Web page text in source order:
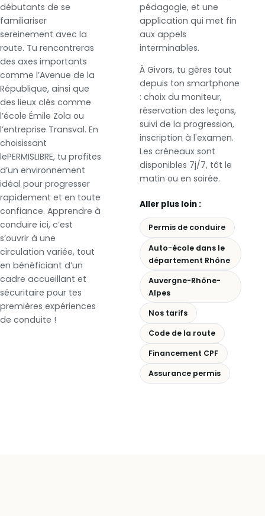
débutants de se
familiariser
sereinement avec la
route. Tu rencontreras
des axes importants
comme l’Avenue de la
République, ainsi que
des lieux clés comme
l’école Émile Zola ou
l’entreprise Transval. En
choisissant
lePERMISLIBRE, tu profites
d’un environnement
idéal pour progresser
rapidement et en toute
confiance. Apprendre à
conduire ici, c’est
s’ouvrir à une
circulation variée, tout
en bénéficiant d’un
cadre accueillant et
sécuritaire pour tes
premières expériences
de conduite !
pédagogie, et une
application qui met fin
aux appels
interminables.
À Givors, tu gères tout
depuis ton smartphone
: choix du moniteur,
réservation des leçons,
suivi de la progression,
inscription à l'examen.
Les créneaux sont
disponibles 7j/7, tôt le
matin ou en soirée.
Aller plus loin :
Permis de conduire
Auto-école dans le
département Rhône
Auvergne-Rhône-
Alpes
Nos tarifs
Code de la route
Financement CPF
Assurance permis